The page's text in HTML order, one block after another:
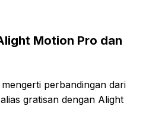
Motion Pro dan
perbandingan dari
gratisan dengan Alight